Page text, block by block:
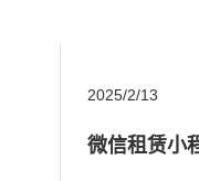
2025/2/13
微信租赁小